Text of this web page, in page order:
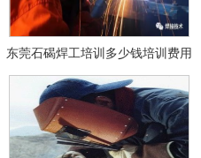
东莞石碣焊工培训多少钱培训费用